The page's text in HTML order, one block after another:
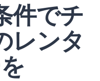
件でチ
レンタ